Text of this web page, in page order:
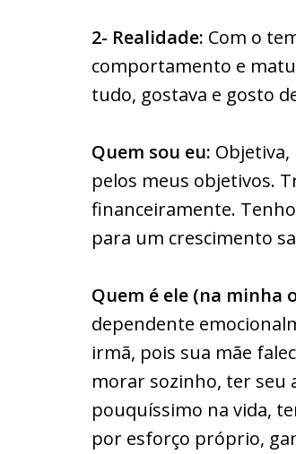
2- Realidade: Com o
comportamento e
tudo, gostava e gosto
Quem sou eu:
pelos meus objetivos.
financeiramente.
para um crescimento
Quem é ele (na minha
dependente
irmã, pois sua mãe
morar sozinho, ter seu
pouquíssimo na vida,
por esforço próprio,